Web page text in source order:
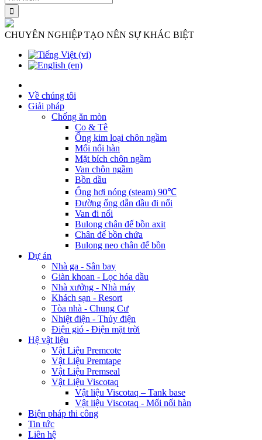
CHUYÊN NGHIỆP TẠO NÊN SỰ KHÁC BIỆT
Về chúng tôi
Giải pháp
Chống ăn mòn
Co & Tê
Ống kim loại chôn ngầm
Mối nối hàn
Mặt bích chôn ngầm
Van chôn ngầm
Bồn dầu
Ống hơi nóng (steam) 90℃
Đường ống dẫn dầu đi nổi
Van đi nổi
Bulong chân đế bồn axit
Chân đế bồn chứa
Bulong neo chân đế bồn
Dự án
Nhà ga - Sân bay
Giàn khoan - Lọc hóa dầu
Nhà xưởng - Nhà máy
Khách sạn - Resort
Tòa nhà - Chung Cư
Nhiệt điện - Thủy điện
Điện gió - Điện mặt trời
Hệ vật liệu
Vật Liệu Premcote
Vật Liệu Premtape
Vật Liệu Premseal
Vật Liệu Viscotaq
Vật liệu Viscotaq – Tank base
Vật liệu Viscotaq - Mối nối hàn
Biện pháp thi công
Tin tức
Liên hệ